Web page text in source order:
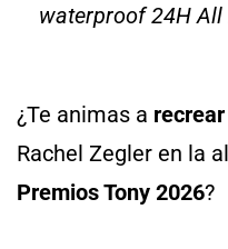
waterproof 24H All
¿Te animas a
Rachel Zegler en la
Premios Tony 2026?